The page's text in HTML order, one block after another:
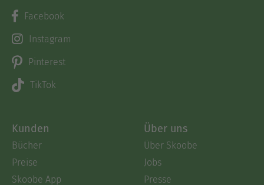
Facebook
Instagram
Pinterest
TikTok
Kunden
Bücher
Preise
Skoobe App
Über uns
Über Skoobe
Jobs
Presse